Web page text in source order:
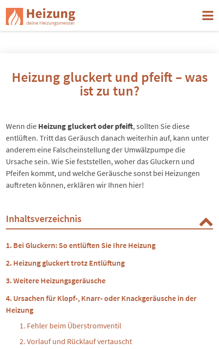
Heizung gluckert und pfeift – was
ist zu tun?
Wenn die Heizung gluckert oder pfeift, sollten Sie diese
entlüften. Tritt das Geräusch danach weiterhin auf, kann unter
anderem eine Falscheinstellung der Umwälzpumpe die
Ursache sein. Wie Sie feststellen, woher das Gluckern und
Pfeifen kommt, und welche Geräusche sonst bei Heizungen
auftreten können, erklären wir Ihnen hier!
Inhaltsverzeichnis
Bei Gluckern: So entlüften Sie Ihre Heizung
Heizung gluckert trotz Entlüftung
Weitere Heizungsgeräusche
Ursachen für Klopf-, Knarr- oder Knackgeräusche in der
Heizung
Fehler beim Überstromventil
Vorlauf und Rücklauf vertauscht